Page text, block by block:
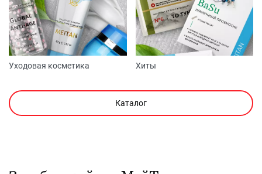
Уходовая косметика Хиты
Каталог